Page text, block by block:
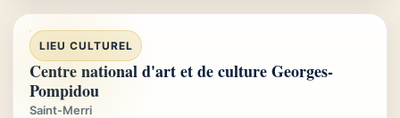
LIEU CULTUREL
Centre national d'art et de culture Georges-
Pompidou
Saint-Merri